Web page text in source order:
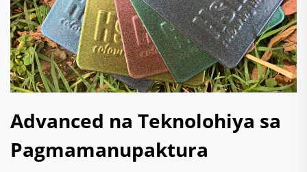
Advanced na Teknolohiya sa
Pagmamanupaktura